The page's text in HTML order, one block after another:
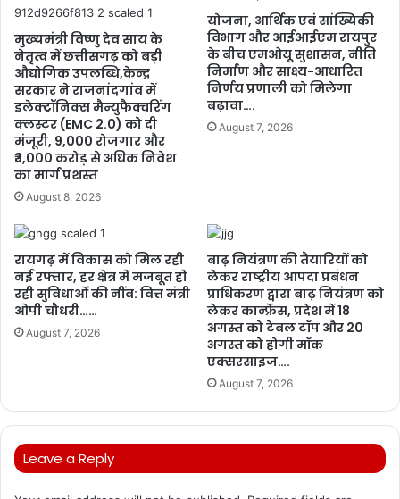
मुख्यमंत्री विष्णु देव साय के
नेतृत्व में छत्तीसगढ़ को बड़ी
औद्योगिक उपलब्धि,केन्द्र
सरकार ने राजनांदगांव में
इलेक्ट्रॉनिक्स मैन्युफैक्चरिंग
क्लस्टर (EMC 2.0) को दी
मंजूरी, 9,000 रोजगार और
₹3,000 करोड़ से अधिक निवेश
का मार्ग प्रशस्त
August 8, 2026
योजना, आर्थिक एवं सांख्यिकी
विभाग और आईआईएम रायपुर
के बीच एमओयू सुशासन, नीति
निर्माण और साक्ष्य-आधारित
निर्णय प्रणाली को मिलेगा
बढ़ावा….
August 7, 2026
रायगढ़ में विकास को मिल रही
नई रफ्तार, हर क्षेत्र में मजबूत हो
रही सुविधाओं की नींव: वित्त मंत्री
ओपी चौधरी……
August 7, 2026
बाढ़ नियंत्रण की तैयारियों को
लेकर राष्ट्रीय आपदा प्रबंधन
प्राधिकरण द्वारा बाढ़ नियंत्रण को
लेकर कान्फ्रेंस, प्रदेश में 18
अगस्त को टेबल टॉप और 20
अगस्त को होगी मॉक
एक्सरसाइज….
August 7, 2026
Leave a Reply